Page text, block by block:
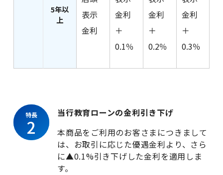
5年以
上
表示
金利
金利
＋
0.1％
金利
＋
0.2％
金利
＋
0.3％
特長
2
当行教育ローンの金利引き下げ
本商品をご利用のお客さまにつきまして
は、お取引に応じた優遇金利より、さら
に▲0.1%引き下げした金利を適用しま
す。